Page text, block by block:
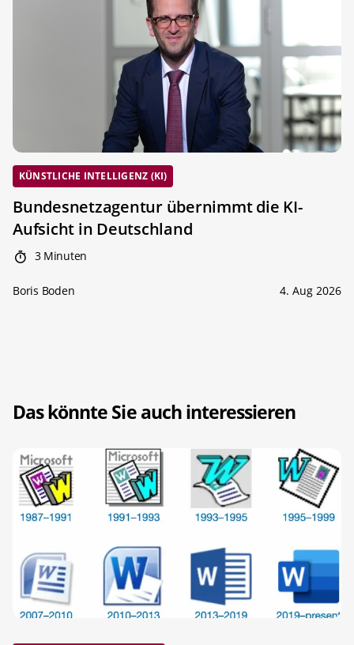
KÜNSTLICHE INTELLIGENZ (KI)
Bundesnetzagentur übernimmt die KI-
Aufsicht in Deutschland
3 Minuten
Boris Boden 4. Aug 2026
Das könnte Sie auch interessieren